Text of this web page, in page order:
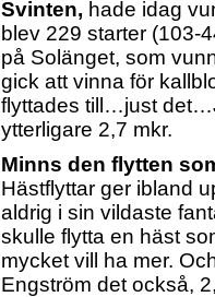
Svinten, hade idag
blev 229 starter (103-
på Solänget, som
gick att vinna för
flyttades till…just
ytterligare 2,7 mkr.
Minns den flytten
Hästflyttar ger ibland
aldrig i sin vildaste
skulle flytta en häst
mycket vill ha mer.
Engström det också,